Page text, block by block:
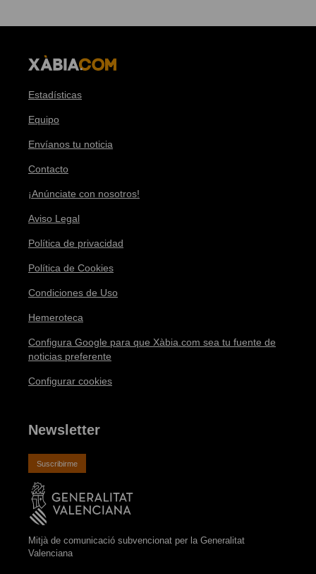
Estadísticas
Equipo
Envíanos tu noticia
Contacto
¡Anúnciate con nosotros!
Aviso Legal
Política de privacidad
Política de Cookies
Condiciones de Uso
Hemeroteca
Configura Google para que Xàbia.com sea tu fuente de
noticias preferente
Configurar cookies
Newsletter
Suscribirme
Mitjà de comunicació subvencionat per la Generalitat
Valenciana